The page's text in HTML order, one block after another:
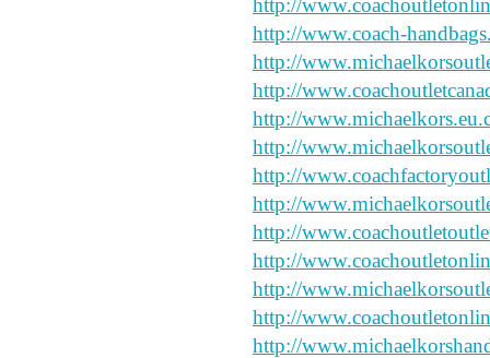
http://
http://www.coach-
http://
http://
http://
http://
http://
http://
http://
http://
http://
http://
http://